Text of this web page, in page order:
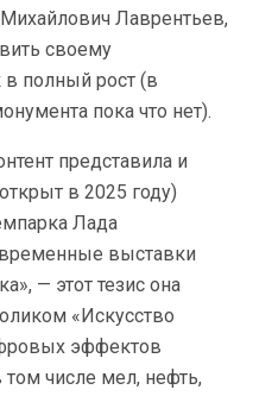
Лаврентьев,
своему
полный рост (в
пока что нет).
представила и
в 2025 году)
Лада
выставки
— этот тезис она
«Искусство
эффектов
числе мел, нефть,